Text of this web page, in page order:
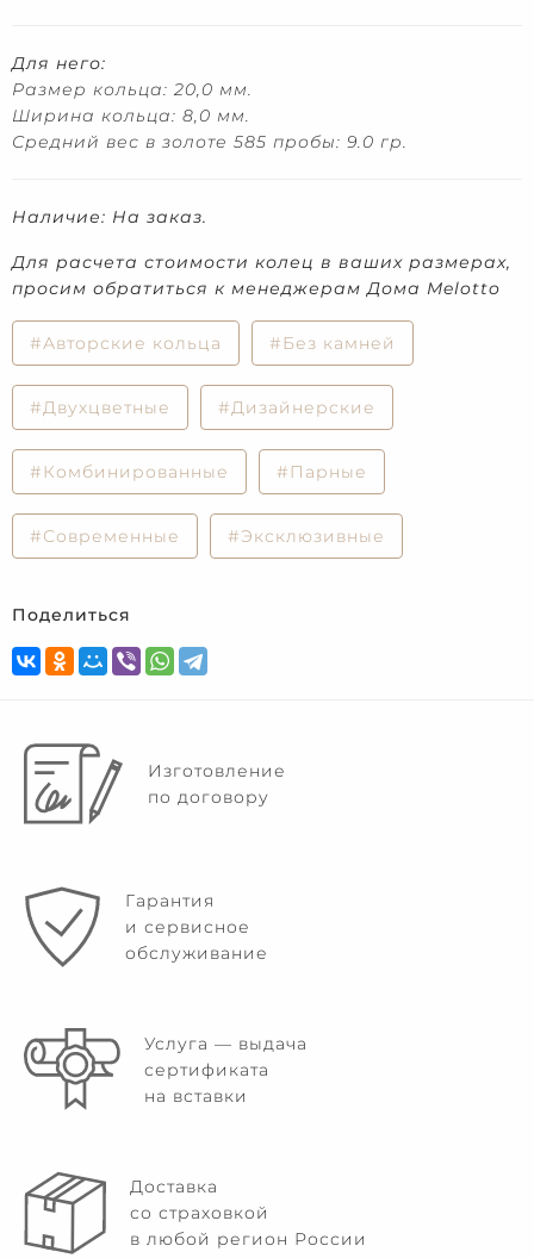
Для него:
Размер кольца: 20,0 мм.
Ширина кольца: 8,0 мм.
Средний вес в золоте 585 пробы: 9.0 гр.
Наличие: На заказ.
Для расчета стоимости колец в ваших размерах,
просим обратиться к менеджерам Дома Melotto
#Авторские кольца #Без камней
#Двухцветные #Дизайнерские
#Комбинированные #Парные
#Современные #Эксклюзивные
Поделиться
Изготовление
по договору
Гарантия
и сервисное
обслуживание
Услуга — выдача
сертификата
на вставки
Доставка
со страховкой
в любой регион России